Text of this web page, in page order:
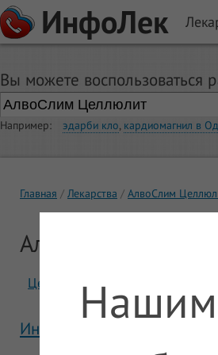
ИнфоЛек
Вы можете воспользоваться
Например: эдарби кло, кардиомагнил в
Главная Лекарства АлвоСлим
АлвоСлим Целлюлит
Цены Отзывы
Инструкция АлвоСлим
Нашим